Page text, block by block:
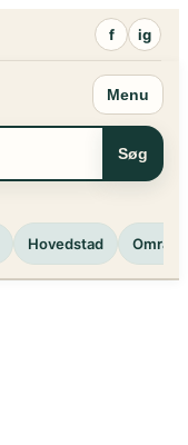
f ig
Menu
Søg
Hovedstad Område